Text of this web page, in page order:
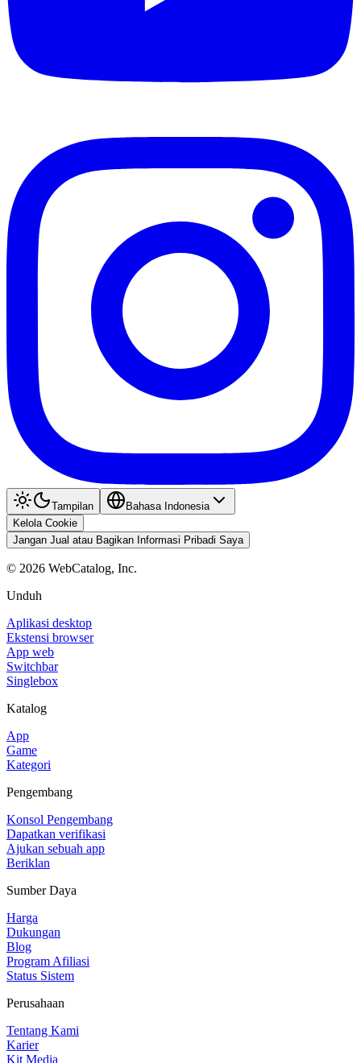
Tampilan
Bahasa Indonesia
Kelola Cookie
Jangan Jual atau Bagikan Informasi Pribadi Saya
© 2026 WebCatalog, Inc.
Unduh
Aplikasi desktop
Ekstensi browser
App web
Switchbar
Singlebox
Katalog
App
Game
Kategori
Pengembang
Konsol Pengembang
Dapatkan verifikasi
Ajukan sebuah app
Beriklan
Sumber Daya
Harga
Dukungan
Blog
Program Afiliasi
Status Sistem
Perusahaan
Tentang Kami
Karier
Kit Media